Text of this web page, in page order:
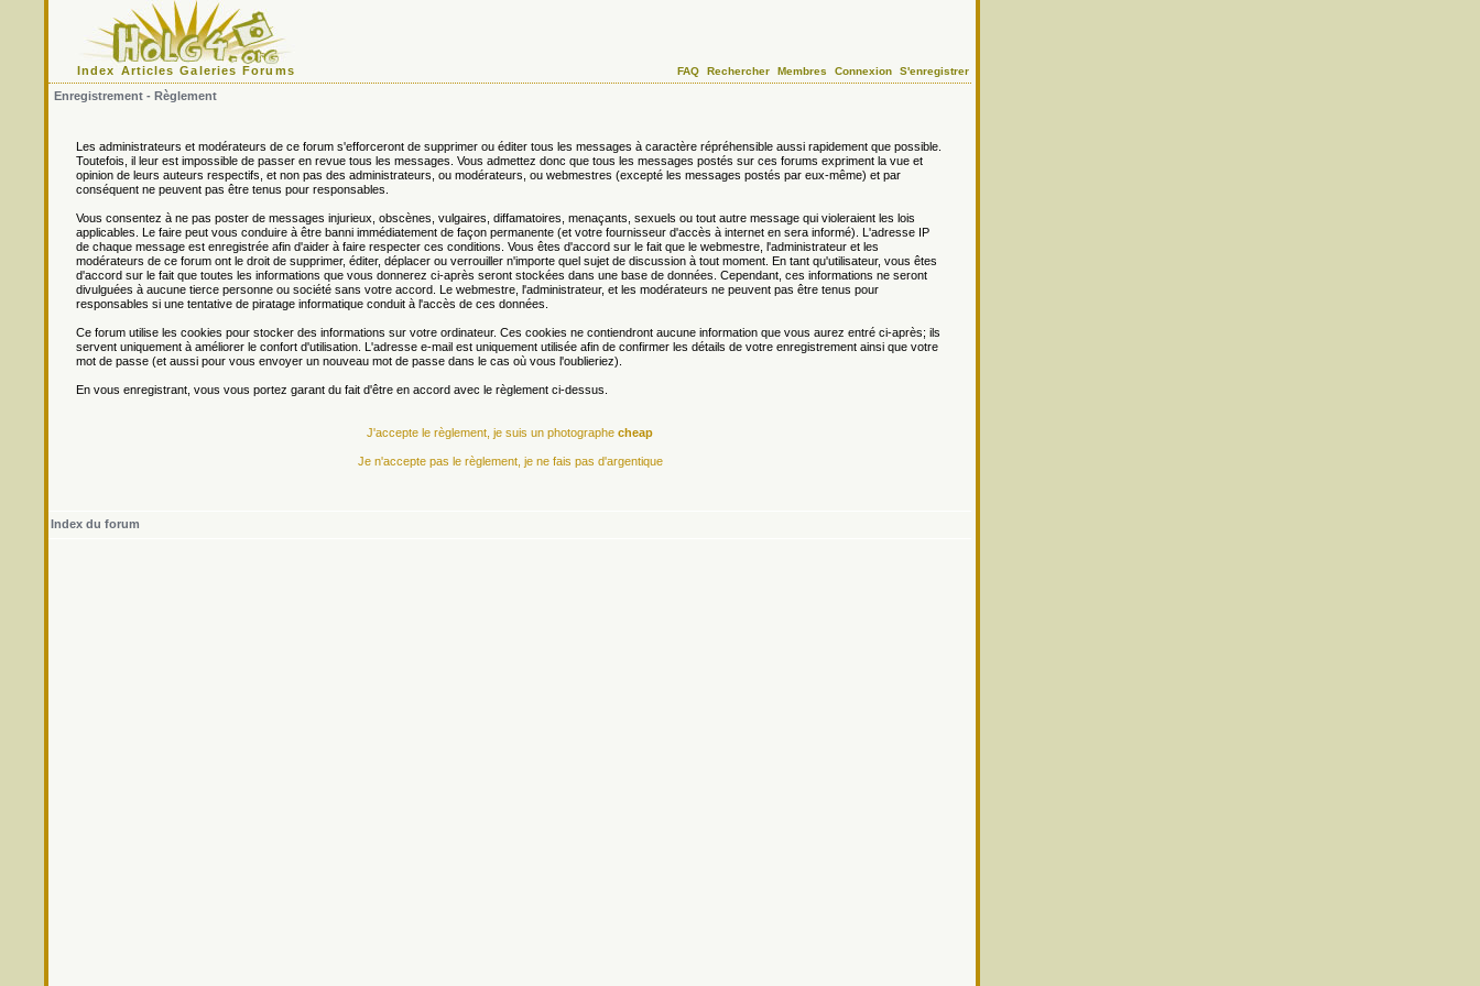
Index Articles Galeries Forums FAQ Rechercher Membres Connexion S'enregistrer
Enregistrement - Règlement
Les administrateurs et modérateurs de ce forum s'efforceront de supprimer ou éditer tous les messages à caractère répréhensible aussi rapidement que possible.
Toutefois, il leur est impossible de passer en revue tous les messages. Vous admettez donc que tous les messages postés sur ces forums expriment la vue et
opinion de leurs auteurs respectifs, et non pas des administrateurs, ou modérateurs, ou webmestres (excepté les messages postés par eux-même) et par
conséquent ne peuvent pas être tenus pour responsables.
Vous consentez à ne pas poster de messages injurieux, obscènes, vulgaires, diffamatoires, menaçants, sexuels ou tout autre message qui violeraient les lois
applicables. Le faire peut vous conduire à être banni immédiatement de façon permanente (et votre fournisseur d'accès à internet en sera informé). L'adresse IP
de chaque message est enregistrée afin d'aider à faire respecter ces conditions. Vous êtes d'accord sur le fait que le webmestre, l'administrateur et les
modérateurs de ce forum ont le droit de supprimer, éditer, déplacer ou verrouiller n'importe quel sujet de discussion à tout moment. En tant qu'utilisateur, vous êtes
d'accord sur le fait que toutes les informations que vous donnerez ci-après seront stockées dans une base de données. Cependant, ces informations ne seront
divulguées à aucune tierce personne ou société sans votre accord. Le webmestre, l'administrateur, et les modérateurs ne peuvent pas être tenus pour
responsables si une tentative de piratage informatique conduit à l'accès de ces données.
Ce forum utilise les cookies pour stocker des informations sur votre ordinateur. Ces cookies ne contiendront aucune information que vous aurez entré ci-après; ils
servent uniquement à améliorer le confort d'utilisation. L'adresse e-mail est uniquement utilisée afin de confirmer les détails de votre enregistrement ainsi que votre
mot de passe (et aussi pour vous envoyer un nouveau mot de passe dans le cas où vous l'oublieriez).
En vous enregistrant, vous vous portez garant du fait d'être en accord avec le règlement ci-dessus.
J'accepte le règlement, je suis un photographe cheap
Je n'accepte pas le règlement, je ne fais pas d'argentique
Index du forum